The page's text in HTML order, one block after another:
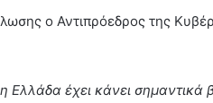
ο Αντιπρόεδρος της
Ελλάδα έχει κάνει